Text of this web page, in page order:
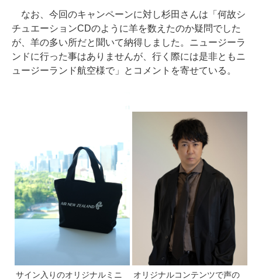
なお、今回のキャンペーンに対し杉田さんは「何故シ
チュエーションCDのように羊を数えたのか疑問でした
が、羊の多い所だと聞いて納得しました。ニュージーラ
ンドに行った事はありませんが、行く際には是非ともニ
ュージーランド航空様で」とコメントを寄せている。
サイン入りのオリジナルミニ
オリジナルコンテンツで声の